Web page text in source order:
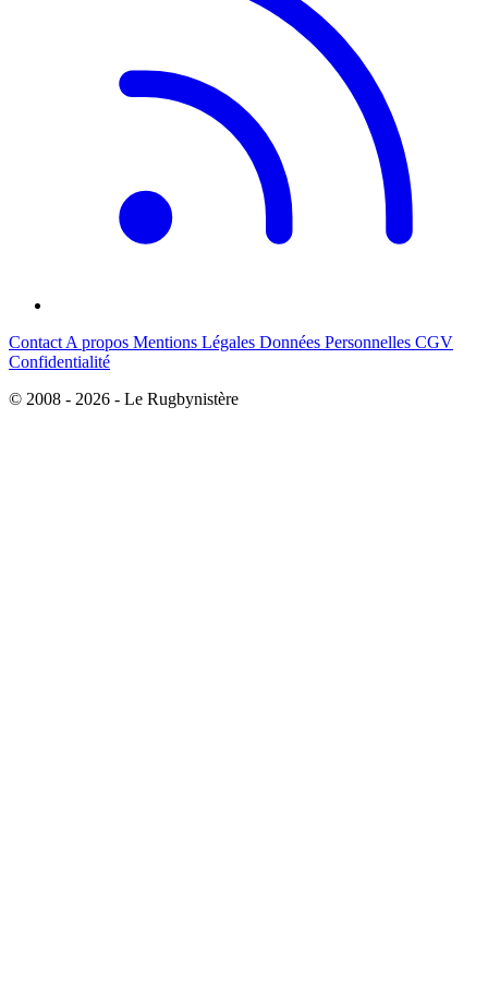
Contact A propos Mentions Légales Données Personnelles CGV
Confidentialité
© 2008 - 2026 - Le Rugbynistère